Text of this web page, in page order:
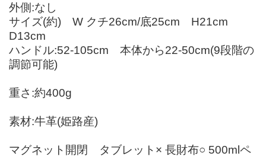
外側:なし
サイズ(約) W クチ26cm/底25cm H21cm
D13cm
ハンドル:52-105cm 本体から22-50cm(9段階の
調節可能)
重さ:約400g
素材:牛革(姫路産)
マグネット開閉 タブレット× 長財布○ 500mlペ